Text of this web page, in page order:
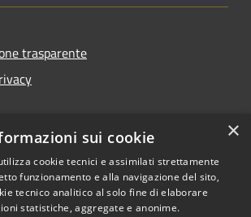
trasparente
accessibilità
Copyright © 2026 • Comune di
×
sui cookie
cookie tecnici e assimilati strettamente
funzionamento e alla navigazione del sito,
tecnico analitico al solo fine di elaborare
statistiche, aggregate e anonime.